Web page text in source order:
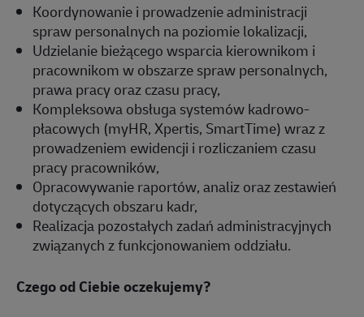
Koordynowanie i prowadzenie administracji
spraw personalnych na poziomie lokalizacji,
Udzielanie bieżącego wsparcia kierownikom i
pracownikom w obszarze spraw personalnych,
prawa pracy oraz czasu pracy,
Kompleksowa obsługa systemów kadrowo-
płacowych (myHR, Xpertis, SmartTime) wraz z
prowadzeniem ewidencji i rozliczaniem czasu
pracy pracowników,
Opracowywanie raportów, analiz oraz zestawień
dotyczących obszaru kadr,
Realizacja pozostałych zadań administracyjnych
związanych z funkcjonowaniem oddziału.
Czego od Ciebie oczekujemy?